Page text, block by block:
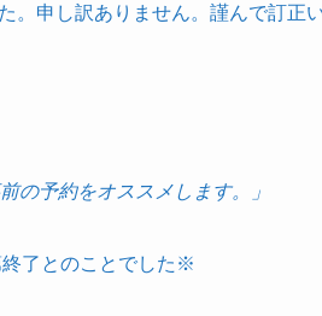
申し訳ありません。謹んで訂正
の予約をオススメします。」
了とのことでした※